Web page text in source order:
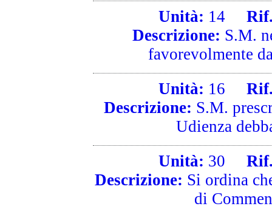
Unità: 14
Rif.
Descrizione: S.M.
favorevolmente
Unità: 16
Rif.
Descrizione: S.M.
Udienza
Unità: 30
Rif.
Descrizione: Si ordina
di